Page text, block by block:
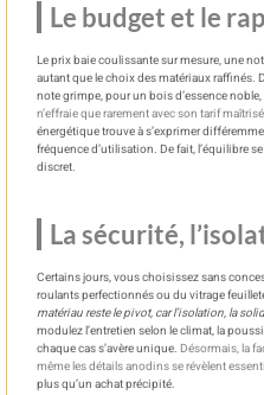
Le budget et le
Le prix baie coulissante sur mesure, une
autant que le choix des matériaux raffinés.
note grimpe, pour un bois d’essence noble,
n’effraie que rarement avec son tarif
énergétique trouve à s’exprimer
fréquence d’utilisation. De fait, l’équilibre
discret.
La sécurité,
Certains jours, vous choisissez sans
roulants perfectionnés ou du vitrage
matériau reste le pivot, car l’isolation, la
modulez l’entretien selon le climat, la
chaque cas s’avère unique. Désormais, la
même les détails anodins se révèlent
plus qu’un achat précipité.